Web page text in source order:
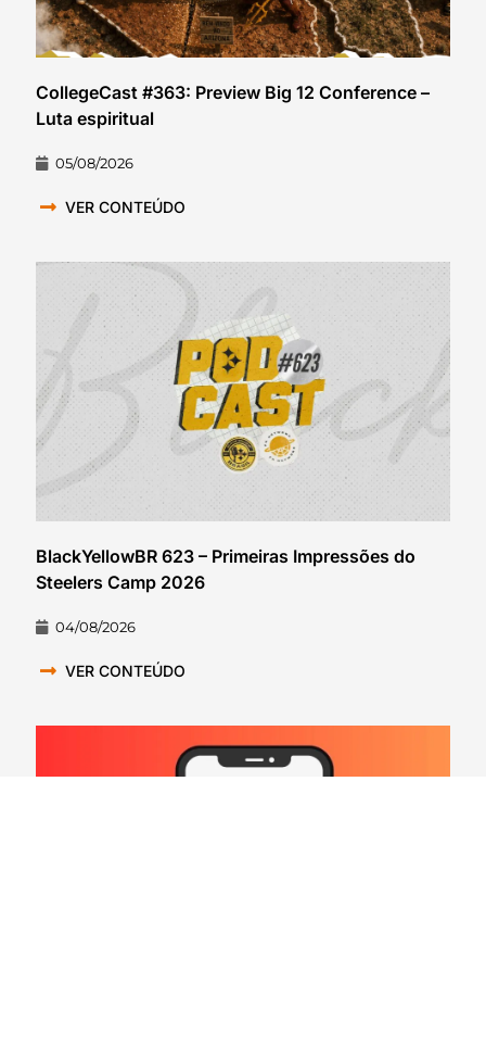
CollegeCast #363: Preview Big 12 Conference –
Luta espiritual
05/08/2026
VER CONTEÚDO
BlackYellowBR 623 – Primeiras Impressões do
Steelers Camp 2026
04/08/2026
VER CONTEÚDO